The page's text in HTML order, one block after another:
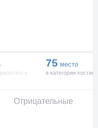
с
75 место
в категории хостинг
Отрицательные